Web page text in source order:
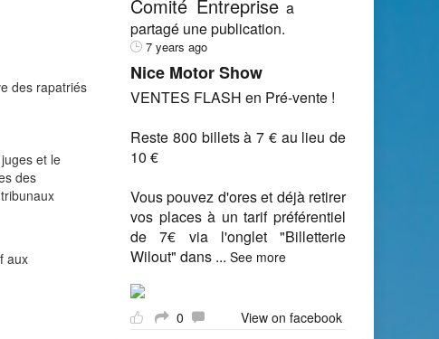
des rapatriés
et le
des
aux
Comité Entreprisea
partagé une publication.
7 years ago
Nice Motor Show
VENTES FLASH en Pré-vente !
Reste 800 billets à 7 € au lieu de
10 €
Vous pouvez d'ores et déjà retirer
vos places à un tarif préférentiel
de 7€ via l'onglet "Billetterie
Wilout" dans ... See more
0 View on facebook